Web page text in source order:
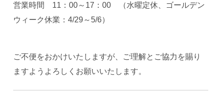
営業時間 11：00～17：00 （水曜定休、ゴールデン
ウィーク休業：4/29～5/6）
ご不便をおかけいたしますが、ご理解とご協力を賜り
ますようよろしくお願いいたします。